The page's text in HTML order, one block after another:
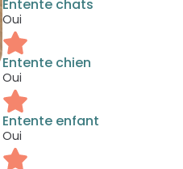
Entente chats
Oui
Entente chien
Oui
Entente enfant
Oui